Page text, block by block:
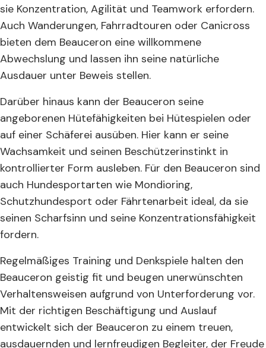
sie Konzentration, Agilität und Teamwork erfordern.
Auch Wanderungen, Fahrradtouren oder Canicross
bieten dem Beauceron eine willkommene
Abwechslung und lassen ihn seine natürliche
Ausdauer unter Beweis stellen.
Darüber hinaus kann der Beauceron seine
angeborenen Hütefähigkeiten bei Hütespielen oder
auf einer Schäferei ausüben. Hier kann er seine
Wachsamkeit und seinen Beschützerinstinkt in
kontrollierter Form ausleben. Für den Beauceron sind
auch Hundesportarten wie Mondioring,
Schutzhundesport oder Fährtenarbeit ideal, da sie
seinen Scharfsinn und seine Konzentrationsfähigkeit
fordern.
Regelmäßiges Training und Denkspiele halten den
Beauceron geistig fit und beugen unerwünschten
Verhaltensweisen aufgrund von Unterforderung vor.
Mit der richtigen Beschäftigung und Auslauf
entwickelt sich der Beauceron zu einem treuen,
ausdauernden und lernfreudigen Begleiter, der Freude